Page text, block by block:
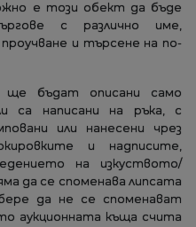
е този обект да бъде
с различно име,
и търсене на по-
бъдат описани само
са написани на ръка, с
или нанесени чрез
и надписите,
на изкуството/
да се споменава липсата
да не се споменават
аукционната къща счита